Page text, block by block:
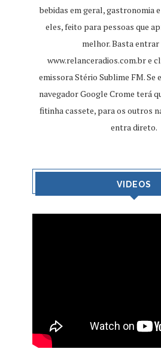
bebidas em geral, gastronomia
eles, feito para pessoas que
melhor. Basta entrar
www.relanceradios.com.bre
emissora Stério Sublime FM.
navegador Google Crome terá
fitinha cassete, para os outros
entra direto.
VIDEOS